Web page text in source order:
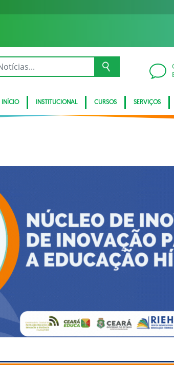
INÍCIO INSTITUCIONAL CURSOS SERVIÇOS